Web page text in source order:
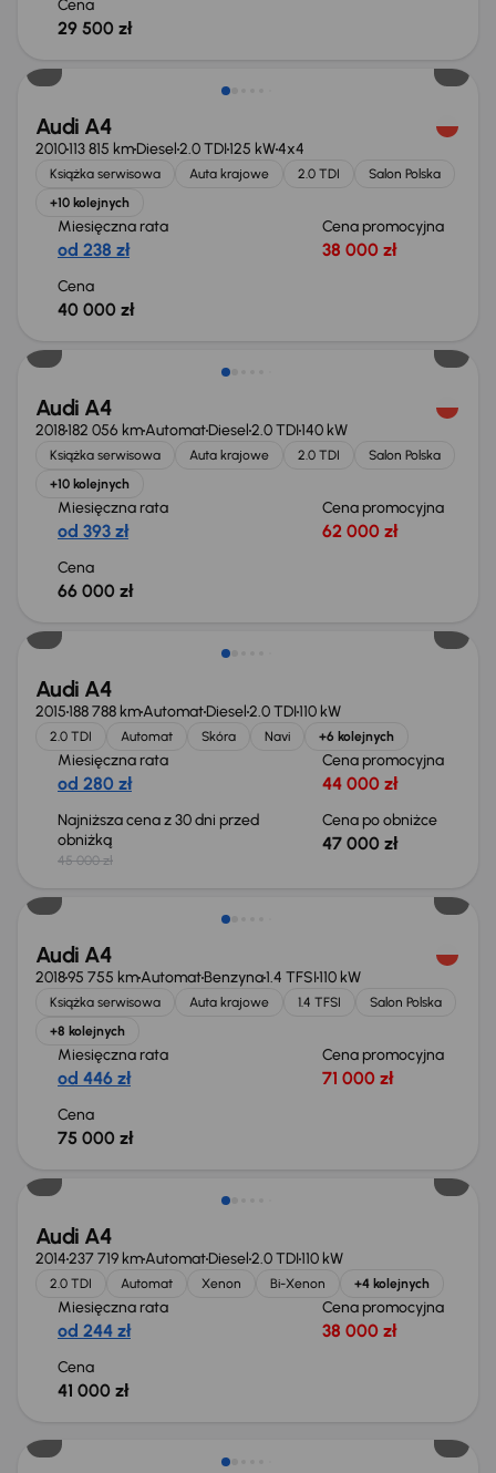
Cena
29 500 zł
Audi A4
2010113 815 kmDiesel2.0 TDI125 kW4x4
Książka serwisowa Auta krajowe 2.0 TDI
Salon Polska
+10 kolejnych
Miesięczna rata
od 238 zł
Cena promocyjna
38 000 zł
Cena
40 000 zł
Audi A4
2018182 056 kmAutomatDiesel2.0 TDI140 kW
Książka serwisowa Auta krajowe 2.0 TDI
Salon Polska
+10 kolejnych
Miesięczna rata
od 393 zł
Cena promocyjna
62 000 zł
Cena
66 000 zł
Audi A4
2015188 788 kmAutomatDiesel2.0 TDI110 kW
2.0 TDI Automat Skóra Navi +6 kolejnych
Miesięczna rata
od 280 zł
Cena promocyjna
44 000 zł
Najniższa cena z 30 dni przed
obniżką
45 000 zł
Cena po obniżce
47 000 zł
Możliwość odliczenia VAT
Audi A4
201895 755 kmAutomatBenzyna1.4 TFSI110 kW
Książka serwisowa Auta krajowe 1.4 TFSI
Salon Polska
+8 kolejnych
Miesięczna rata
od 446 zł
Cena promocyjna
71 000 zł
Cena
75 000 zł
Audi A4
2014237 719 kmAutomatDiesel2.0 TDI110 kW
2.0 TDI Automat Xenon Bi-Xenon +4 kolejnych
Miesięczna rata
od 244 zł
Cena promocyjna
38 000 zł
Cena
41 000 zł